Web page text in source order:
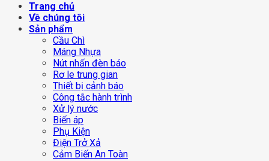
Trang chủ
Về chúng tôi
Sản phẩm
Cầu Chì
Máng Nhựa
Nút nhấn đèn báo
Rơ le trung gian
Thiết bị cảnh báo
Công tắc hành trình
Xử lý nước
Biến áp
Phụ Kiện
Điện Trở Xả
Cảm Biến An Toàn